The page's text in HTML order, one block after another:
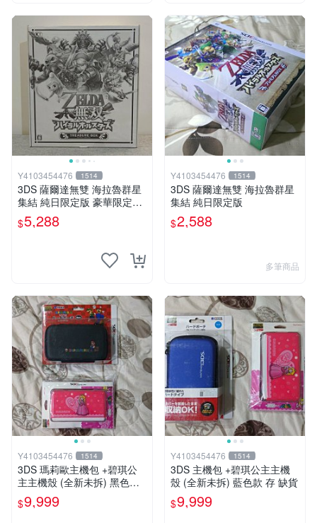
Y4103454476 1514
3DS 薩爾達無雙 海拉魯群星
集結 純日限定版 豪華限定版
編號35
$5,288
Y4103454476 1514
3DS 薩爾達無雙 海拉魯群星
集結 純日限定版
$2,588
多筆商品
Y4103454476 1514
3DS 瑪莉歐主機包 +碧琪公
主主機殼 (全新未拆) 黑色款
存 缺貨
$9,999
Y4103454476 1514
3DS 主機包 +碧琪公主主機
殼 (全新未拆) 藍色款 存 缺貨
$9,999